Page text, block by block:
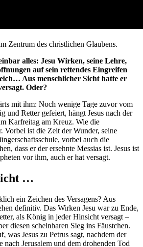
Zentrum des christlichen Glaubens.
alles: Jesu Wirken, seine Lehre,
auf sein rettendes Eingreifen
Aus menschlicher Sicht hatte er
Oder?
mit ihm: Noch wenige Tage zuvor vom
und Retter gefeiert, hängt Jesus nach der
Karfreitag am Kreuz. Wie die
Vorbei ist die Zeit der Wunder, seine
vorbei auch die
dass er der ersehnte Messias ist. Jesus ist
vor ihm, auch er hat versagt.
…
ein Zeichen des Versagens? Aus
definitiv. Das Wirken Jesu war zu Ende,
als König in jeder Hinsicht versagt –
diesen scheinbaren Sieg ins Fäustchen.
was Jesus zu Petrus sagt, nachdem der
nach Jerusalem und dem drohenden Tod